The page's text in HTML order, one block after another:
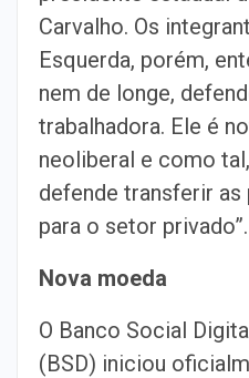
Carvalho. Os
Esquerda, porém,
nem de longe,
trabalhadora. Ele é
neoliberal e como
defende transferir
para o setor privado”.
Nova moeda
O Banco Social
(BSD) iniciou